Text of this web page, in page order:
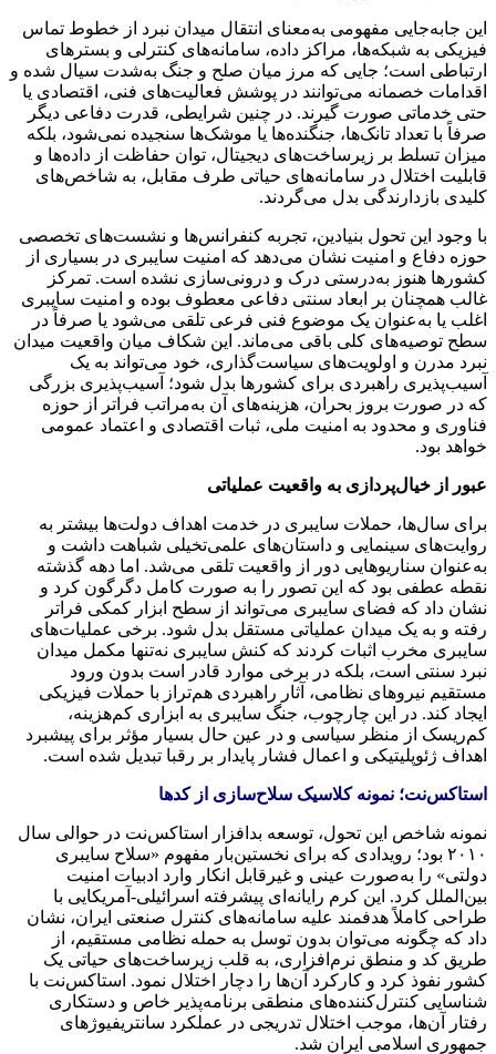
این جابه‌جایی مفهومی به‌معنای انتقال میدان نبرد از خطوط تماس
فیزیکی به شبکه‌ها، مراکز داده، سامانه‌های کنترلی و بسترهای
ارتباطی است؛ جایی که مرز میان صلح و جنگ به‌شدت سیال شده و
اقدامات خصمانه می‌توانند در پوشش فعالیت‌های فنی، اقتصادی یا
حتی خدماتی صورت گیرند. در چنین شرایطی، قدرت دفاعی دیگر
صرفاً با تعداد تانک‌ها، جنگنده‌ها یا موشک‌ها سنجیده نمی‌شود، بلکه
میزان تسلط بر زیرساخت‌های دیجیتال، توان حفاظت از داده‌ها و
قابلیت اختلال در سامانه‌های حیاتی طرف مقابل، به شاخص‌های
کلیدی بازدارندگی بدل می‌گردند.
با وجود این تحول بنیادین، تجربه کنفرانس‌ها و نشست‌های تخصصی
حوزه دفاع و امنیت نشان می‌دهد که امنیت سایبری در بسیاری از
کشورها هنوز به‌درستی درک و درونی‌سازی نشده است. تمرکز
غالب همچنان بر ابعاد سنتی دفاعی معطوف بوده و امنیت سایبری
اغلب یا به‌عنوان یک موضوع فنی فرعی تلقی می‌شود یا صرفاً در
سطح توصیه‌های کلی باقی می‌ماند. این شکاف میان واقعیت میدان
نبرد مدرن و اولویت‌های سیاست‌گذاری، خود می‌تواند به یک
آسیب‌پذیری راهبردی برای کشورها بدل شود؛ آسیب‌پذیری بزرگی
که در صورت بروز بحران، هزینه‌های آن به‌مراتب فراتر از حوزه
فناوری و محدود به امنیت ملی، ثبات اقتصادی و اعتماد عمومی
خواهد بود.
عبور از خیال‌پردازی به واقعیت عملیاتی
برای سال‌ها، حملات سایبری در خدمت اهداف دولت‌ها بیشتر به
روایت‌های سینمایی و داستان‌های علمی‌تخیلی شباهت داشت و
به‌عنوان سناریوهایی دور از واقعیت تلقی می‌شد. اما دهه گذشته
نقطه عطفی بود که این تصور را به صورت کامل دگرگون کرد و
نشان داد که فضای سایبری می‌تواند از سطح ابزار کمکی فراتر
رفته و به یک میدان عملیاتی مستقل بدل شود. برخی عملیات‌های
سایبری مخرب اثبات کردند که کنش سایبری نه‌تنها مکمل میدان
نبرد سنتی است، بلکه در برخی موارد قادر است بدون ورود
مستقیم نیروهای نظامی، آثار راهبردی هم‌تراز با حملات فیزیکی
ایجاد کند. در این چارچوب، جنگ سایبری به ابزاری کم‌هزینه،
کم‌ریسک از منظر سیاسی و در عین حال بسیار مؤثر برای پیشبرد
اهداف ژئوپلیتیکی و اعمال فشار پایدار بر رقبا تبدیل شده است.
استاکس‌نت؛ نمونه کلاسیک سلاح‌سازی از کدها
نمونه شاخص این تحول، توسعه بدافزار استاکس‌نت در حوالی سال
۲۰۱۰ بود؛ رویدادی که برای نخستین‌بار مفهوم «سلاح سایبری
دولتی» را به‌صورت عینی و غیرقابل انکار وارد ادبیات امنیت
بین‌الملل کرد. این کرم رایانه‌ای پیشرفته اسرائیلی-آمریکایی با
طراحی کاملاً هدفمند علیه سامانه‌های کنترل صنعتی ایران، نشان
داد که چگونه می‌توان بدون توسل به حمله نظامی مستقیم، از
طریق کد و منطق نرم‌افزاری، به قلب زیرساخت‌های حیاتی یک
کشور نفوذ کرد و کارکرد آن‌ها را دچار اختلال نمود. استاکس‌نت با
شناسایی کنترل‌کننده‌های منطقی برنامه‌پذیر خاص و دستکاری
رفتار آن‌ها، موجب اختلال تدریجی در عملکرد سانتریفیوژهای
جمهوری اسلامی ایران شد.